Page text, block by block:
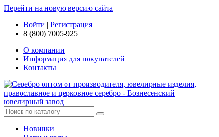
Перейти на новую версию сайта
Войти | Регистрация
8 (800) 7005-925
О компании
Информация для покупателей
Контакты
Новинки